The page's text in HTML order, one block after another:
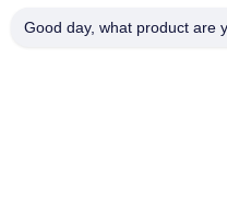
Good day, what product are